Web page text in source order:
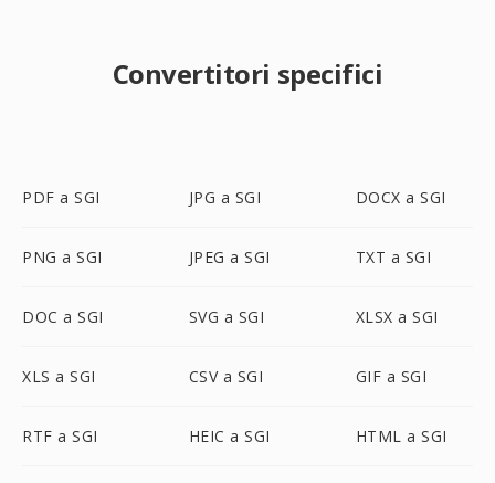
Convertitori specifici
PDF a SGI JPG a SGI DOCX a SGI
PNG a SGI JPEG a SGI TXT a SGI
DOC a SGI SVG a SGI XLSX a SGI
XLS a SGI CSV a SGI GIF a SGI
RTF a SGI HEIC a SGI HTML a SGI